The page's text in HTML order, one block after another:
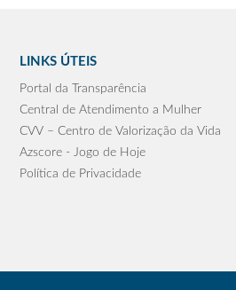
LINKS ÚTEIS
Portal da Transparência
Central de Atendimento a Mulher
CVV – Centro de Valorização da Vida
Azscore - Jogo de Hoje
Política de Privacidade